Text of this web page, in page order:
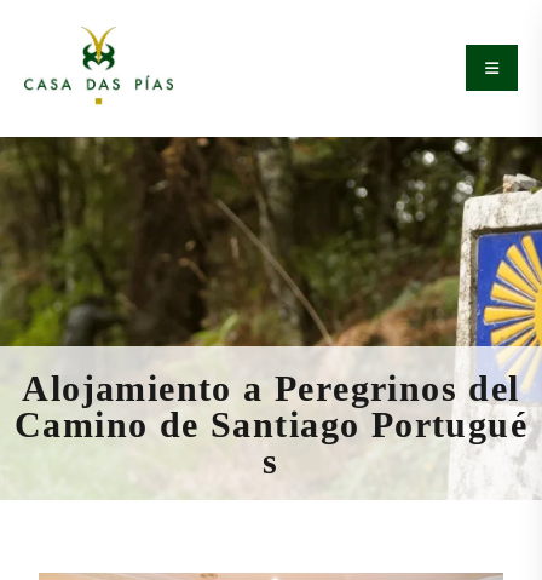
Alojamiento a Peregrinos del
Camino de Santiago Portugué
s